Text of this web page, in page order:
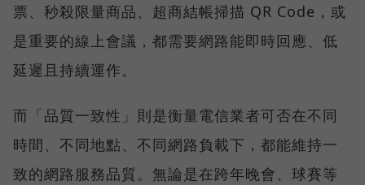
票、秒殺限量商品、超商結帳掃描 QR Code，或
是重要的線上會議，都需要網路能即時回應、低
延遲且持續運作。
而「品質一致性」則是衡量電信業者可否在不同
時間、不同地點、不同網路負載下，都能維持一
致的網路服務品質。無論是在跨年晚會、球賽等